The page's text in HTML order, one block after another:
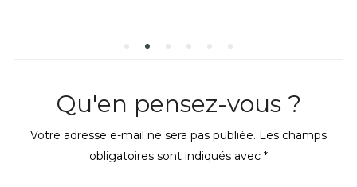
Qu'en pensez-vous ?
Votre adresse e-mail ne sera pas publiée. Les champs
obligatoires sont indiqués avec *